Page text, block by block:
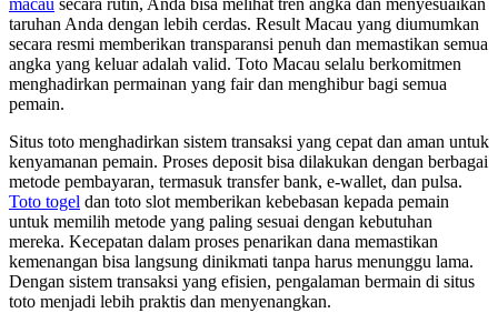
macau secara rutin, Anda bisa melihat tren angka dan menyesuaikan
taruhan Anda dengan lebih cerdas. Result Macau yang diumumkan
secara resmi memberikan transparansi penuh dan memastikan semua
angka yang keluar adalah valid. Toto Macau selalu berkomitmen
menghadirkan permainan yang fair dan menghibur bagi semua
pemain.
Situs toto menghadirkan sistem transaksi yang cepat dan aman untuk
kenyamanan pemain. Proses deposit bisa dilakukan dengan berbagai
metode pembayaran, termasuk transfer bank, e-wallet, dan pulsa.
Toto togel dan toto slot memberikan kebebasan kepada pemain
untuk memilih metode yang paling sesuai dengan kebutuhan
mereka. Kecepatan dalam proses penarikan dana memastikan
kemenangan bisa langsung dinikmati tanpa harus menunggu lama.
Dengan sistem transaksi yang efisien, pengalaman bermain di situs
toto menjadi lebih praktis dan menyenangkan.